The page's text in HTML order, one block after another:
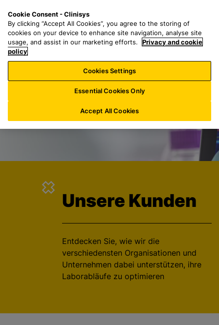
a
r
h
f
o
:
n
u
Unsere Kunden
Entdecken Sie, wie wir die
verschiedensten Organisationen und
Unternehmen dabei unterstützen, ihre
Laborabläufe zu optimieren
Cookie Consent - Clinisys
By clicking “Accept All Cookies”, you agree to the storing of
cookies on your device to enhance site navigation, analyse site
usage, and assist in our marketing efforts.
Privacy and cookie
policy
Cookies Settings
Essential Cookies Only
Accept All Cookies